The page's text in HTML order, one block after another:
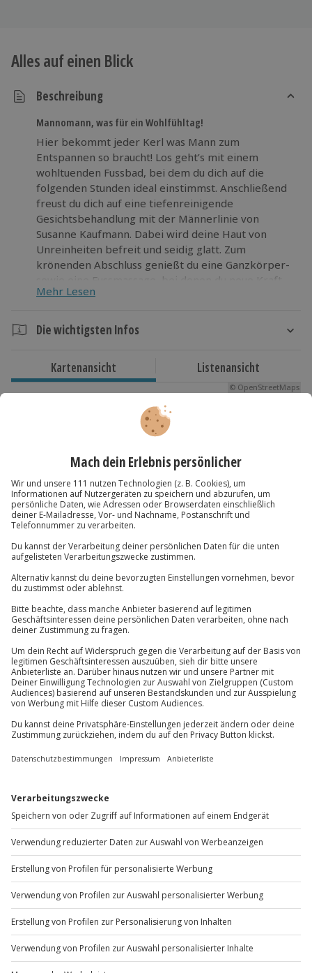
Alles auf einen Blick
Beschreibung
Mannomann, was für ein Wohlfühltag!
Hier bekommt jeder Kerl was Mann zum
Entspannen so braucht! Los geht’s mit einem
wohltuenden Fussbad, bei dem du dich auf die
folgenden Stunden ideal einstimmst. Anschließend
freust du dich auf eine tiefenreinigende
Gesichtsbehandlung mit der Männerlinie von
Susanne Kaufmann. Dabei wird deine Haut von
Unreinheiten befreit und seidig glatt. Zum
krönenden Abschluss genießt du eine Ganzkörper-
sowie eine Fussmassage, bei denen du neue Kraft
für bevorstehende Aufgaben sammelst!
Schalte den Entspannungsmodus ein und gönn dir
eine Auszeit für richtige Jungs!
Mehr Lesen
Die wichtigsten Infos
Ca. 2 Stunden
Ganzjährig zu bestimmten Terminen verfügbar.
Teilnehmer
Gutschein gültig für 1 Person
Kartenansicht Listenansicht
© OpenStreetMaps
Karte in Großansicht
Du hast noch Fragen?
01 205 19 24
Kontakt & FAQ
Mühldorfstraße 8
Du erreichst uns telefonisch zu folgenden Zeiten,
Mo-Fr: 8-20 Uhr | Sa: 10-16 Uhr
Du möchtest als Firma bestellen?
Sichere Dir attraktive Firmenkunden Vorteile.
+49 89 / 60 60 89 700
Mo-Fr: 9-17 Uhr
b2b@jochen-schweizer.de
www.b2b.jochen-schweizer.de/
Artikelnummer: 11552
Andere Produkte entdecken